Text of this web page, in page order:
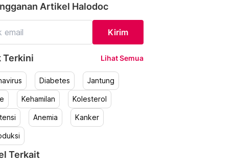
Artikel Halodoc
Kirim
Terkini Lihat Semua
Diabetes Jantung
Kehamilan Kolesterol
Anemia Kanker
Terkait